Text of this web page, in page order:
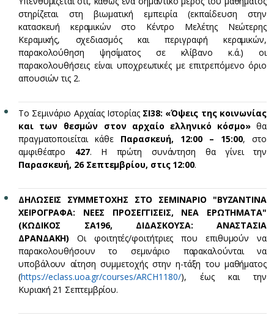
στηρίζεται στη βιωματική εμπειρία (εκπαίδευση στην
κατασκευή κεραμικών στο Κέντρο Μελέτης Νεώτερης
Κεραμικής, σχεδιασμός και περιγραφή κεραμικών,
παρακολούθηση ψησίματος σε κλίβανο κ.ά.) οι
παρακολουθήσεις είναι υποχρεωτικές με επιτρεπόμενο όριο
απουσιών τις 2.
Το Σεμινάριο Αρχαίας Ιστορίας ΣΙ38: «Όψεις της κοινωνίας
και των θεσμών στον αρχαίο ελληνικό κόσμο»θα
πραγματοποιείται κάθε Παρασκευή, 12:00 – 15:00, στο
αμφιθέατρο 427. Η πρώτη συνάντηση θα γίνει την
Παρασκευή, 26 Σεπτεμβρίου, στις 12:00.
ΔΗΛΩΣΕΙΣ ΣΥΜΜΕΤΟΧΗΣ ΣΤΟ ΣΕΜΙΝΑΡΙΟ "ΒΥΖΑΝΤΙΝΑ
ΧΕΙΡΟΓΡΑΦΑ: ΝΕΕΣ ΠΡΟΣΕΓΓΙΣΕΙΣ, ΝΕΑ ΕΡΩΤΗΜΑΤΑ"
(ΚΩΔΙΚΟΣ ΣΑ196, ΔΙΔΑΣΚΟΥΣΑ: ΑΝΑΣΤΑΣΙΑ
ΔΡΑΝΔΑΚΗ)Οι φοιτητές/φοιτήτριες που επιθυμούν να
παρακολουθήσουν το σεμινάριο παρακαλούνται να
υποβάλουν αίτηση συμμετοχής στην η-τάξη του μαθήματος
(https://eclass.uoa.gr/courses/ARCH1180/), έως και την
Κυριακή 21 Σεπτεμβρίου.